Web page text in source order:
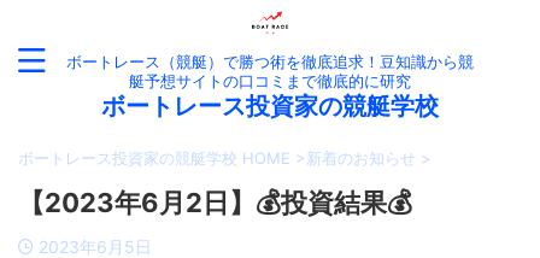
ボートレース（競艇）で勝つ術を徹底追求！豆知識から競
艇予想サイトの口コミまで徹底的に研究
ボートレース投資家の競艇学校
ボートレース投資家の競艇学校 HOME >新着のお知らせ >
【2023年6月2日】💰投資結果💰
2023年6月5日